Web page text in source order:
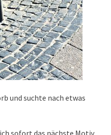
und suchte nach etwas
sofort das nächste Motiv